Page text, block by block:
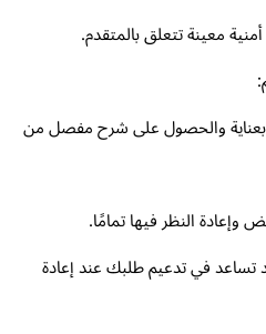
والحصول على شرح مفصل من
في تدعيم طلبك عند إعادة